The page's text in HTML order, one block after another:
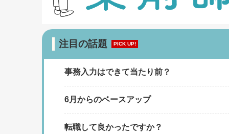
注目の話題 PICK UP!
事務入力はできて当たり前？
6月からのベースアップ
転職して良かったですか？